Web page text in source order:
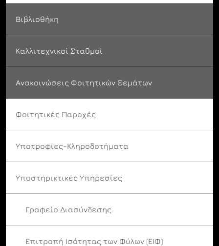
Βιβλιοθήκη
Καλλιτεχνικοί Σταθμοί
Ανακοινώσεις Φοιτητικών Θεμάτων
Φοιτητικές Παροχές
Υποτροφίες-Κληροδοτήματα
Υποστηρικτικές Υπηρεσίες
Γραφείο Διασύνδεσης
Επιτροπή Ισότητας των Φύλων (ΕΙΦ)